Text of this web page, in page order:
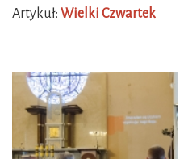
Artykuł: Wielki Czwartek